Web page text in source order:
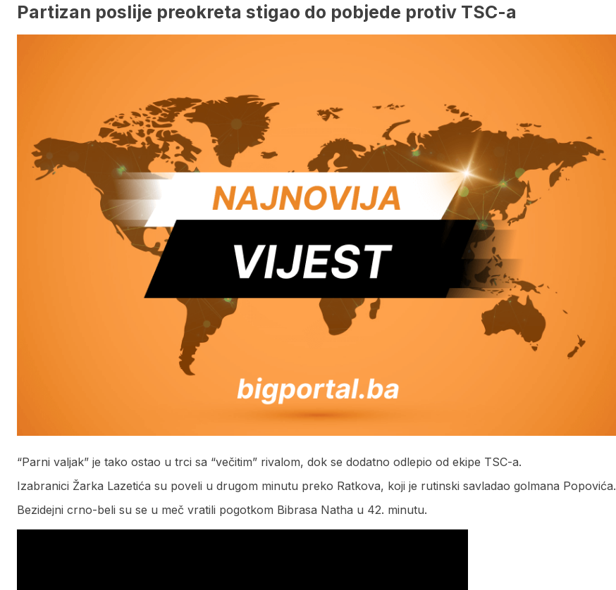
Partizan poslije preokreta stigao do pobjede protiv TSC-a
“Parni valjak” je tako ostao u trci sa “večitim” rivalom, dok se dodatno odlepio od ekipe TSC-a.
Izabranici Žarka Lazetića su poveli u drugom minutu preko Ratkova, koji je rutinski savladao golmana Popovića.
Bezidejni crno-beli su se u meč vratili pogotkom Bibrasa Natha u 42. minutu.